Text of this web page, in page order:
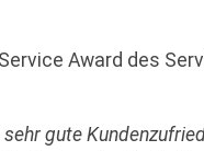
Award des
gute